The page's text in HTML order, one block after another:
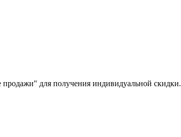
для получения индивидуальной скидки.